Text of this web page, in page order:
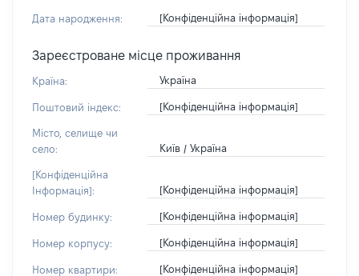
Дата народження: [Конфіденційна інформація]
Зареєстроване місце проживання
Країна: Україна
Поштовий індекс: [Конфіденційна інформація]
Місто, селище чи
село:
Київ / Україна
[Конфіденційна
Інформація]:
[Конфіденційна інформація]
Номер будинку: [Конфіденційна інформація]
Номер корпусу: [Конфіденційна інформація]
Номер квартири: [Конфіденційна інформація]